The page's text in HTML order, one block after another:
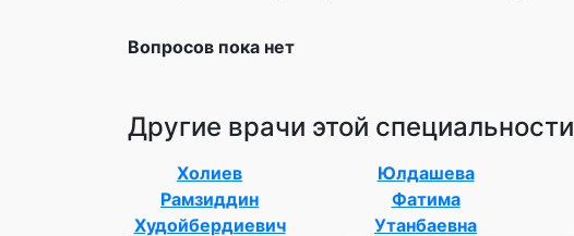
Вопросов пока нет
Другие врачи этой специальности
Холиев
Рамзиддин
Худойбердиевич
Юлдашева
Фатима
Утанбаевна